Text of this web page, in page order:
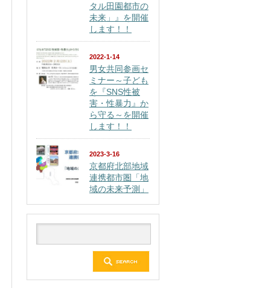
タル田園都市の
未来」』を開催
します！！
2022-1-14
男女共同参画セ
ミナー～子ども
を『SNS性被
害・性暴力』か
ら守る～を開催
します！！
2023-3-16
京都府北部地域
連携都市圏「地
域の未来予測」